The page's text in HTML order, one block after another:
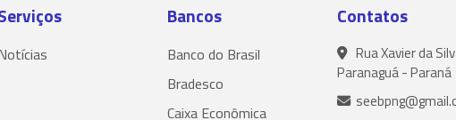
Bancos
Banco do Brasil
Bradesco
Caixa Econômica
Contatos
Rua Xavier da
Paranaguá - Paraná